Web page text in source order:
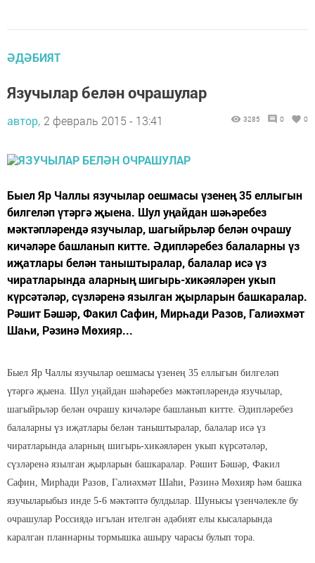
ӘДӘБИЯТ
Язучылар белән очрашулар
автор, 2 февраль 2015 - 13:41 3285 0 0
Быел Яр Чаллы язучылар оешмасы үзенең 35 еллыгын
билгеләп үтәргә җыена. Шул уңайдан шәһәребез
мәктәпләрендә язучылар, шагыйрьләр белән очрашу
кичәләре башланып китте. Әдипләребез балаларны үз
иҗатлары белән таныштыралар, балалар исә үз
чиратларында аларның шигырь-хикәяләрен укып
күрсәтәләр, сүзләренә язылган җырларын башкаралар.
Рәшит Бәшәр, Факил Сафин, Мирһади Разов, Галиәхмәт
Шаһи, Рәзинә Мөхияр...
Быел Яр Чаллы язучылар оешмасы үзенең 35 еллыгын билгеләп
үтәргә җыена. Шул уңайдан шәһәребез мәктәпләрендә язучылар,
шагыйрьләр белән очрашу кичәләре башланып китте. Әдипләребез
балаларны үз иҗатлары белән таныштыралар, балалар исә үз
чиратларында аларның шигырь-хикәяләрен укып күрсәтәләр,
сүзләренә язылган җырларын башкаралар. Рәшит Бәшәр, Факил
Сафин, Мирһади Разов, Галиәхмәт Шаһи, Рәзинә Мөхияр һәм башка
язучыларыбыз инде 5-6 мәктәптә булдылар. Шунысы үзенчәлекле бу
очрашулар Россиядә игълан ителгән әдәбият елы кысаларында
каралган планнарны тормышка ашыру чарасы булып тора.